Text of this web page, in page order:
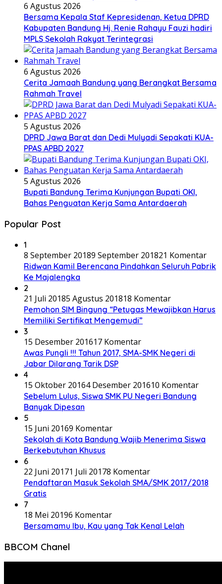
6 Agustus 2026
Bersama Kepala Staf Kepresidenan, Ketua DPRD
Kabupaten Bandung Hj. Renie Rahayu Fauzi hadiri
MPLS Sekolah Rakyat Terintegrasi
6 Agustus 2026
Cerita Jamaah Bandung yang Berangkat Bersama
Rahmah Travel
5 Agustus 2026
DPRD Jawa Barat dan Dedi Mulyadi Sepakati KUA-
PPAS APBD 2027
5 Agustus 2026
Bupati Bandung Terima Kunjungan Bupati OKI,
Bahas Penguatan Kerja Sama Antardaerah
Popular Post
1
8 September 20189 September 201821 Komentar
Ridwan Kamil Berencana Pindahkan Seluruh Pabrik
Ke Majalengka
2
21 Juli 20185 Agustus 201818 Komentar
Pemohon SIM Bingung “Petugas Mewajibkan Harus
Memiliki Sertifikat Mengemudi”
3
15 Desember 201617 Komentar
Awas Pungli !!! Tahun 2017, SMA-SMK Negeri di
Jabar Dilarang Tarik DSP
4
15 Oktober 20164 Desember 201610 Komentar
Sebelum Lulus, Siswa SMK PU Negeri Bandung
Banyak Dipesan
5
15 Juni 20169 Komentar
Sekolah di Kota Bandung Wajib Menerima Siswa
Berkebutuhan Khusus
6
22 Juni 20171 Juli 20178 Komentar
Pendaftaran Masuk Sekolah SMA/SMK 2017/2018
Gratis
7
18 Mei 20196 Komentar
Bersamamu Ibu, Kau yang Tak Kenal Lelah
BBCOM Chanel